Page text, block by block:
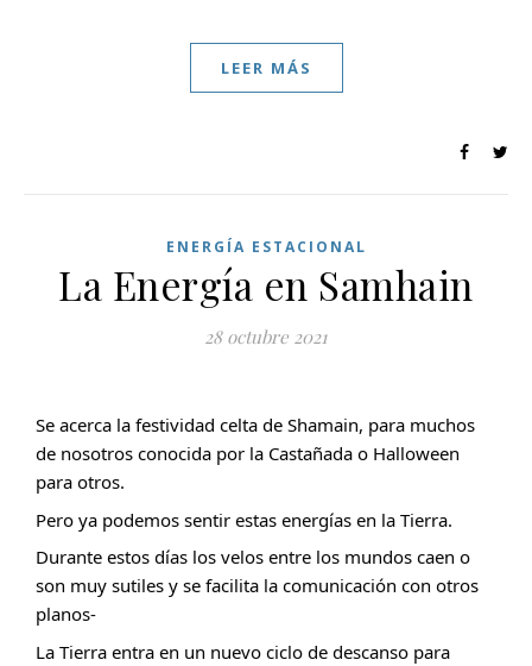
LEER MÁS
ENERGÍA ESTACIONAL
La Energía en Samhain
28 octubre 2021
Se acerca la festividad celta de Shamain, para muchos
de nosotros conocida por la Castañada o Halloween
para otros.
Pero ya podemos sentir estas energías en la Tierra.
Durante estos días los velos entre los mundos caen o
son muy sutiles y se facilita la comunicación con otros
planos-
La Tierra entra en un nuevo ciclo de descanso para